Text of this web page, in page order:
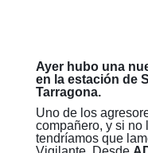
Ayer hubo una
en la estación de
Tarragona.
Uno de los
compañero, y si no
tendríamos que